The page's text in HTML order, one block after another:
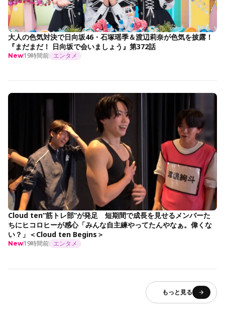
大人の色気対決で日向坂46・石塚瑶季＆渡辺莉奈が色気を披露！
『まだまだ！ 日向坂で会いましょう』第372話
New19時間前 エンタメ
Cloud ten“筋トレ部”が発足 短期間で成長を見せるメンバーた
ちにヒコロヒーが感心「みんな自主練やってたんやなぁ。偉くな
い？」＜Cloud ten Begins＞
New19時間前 エンタメ
もっと見る